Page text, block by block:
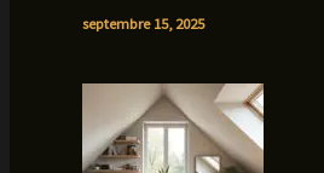
septembre 15, 2025